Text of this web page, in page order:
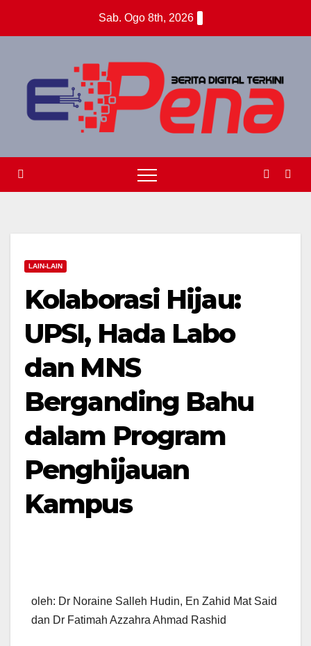
Sab. Ogo 8th, 2026
LAIN-LAIN
Kolaborasi Hijau:
UPSI, Hada Labo
dan MNS
Berganding Bahu
dalam Program
Penghijauan
Kampus
oleh: Dr Noraine Salleh Hudin, En Zahid Mat Said
dan Dr Fatimah Azzahra Ahmad Rashid